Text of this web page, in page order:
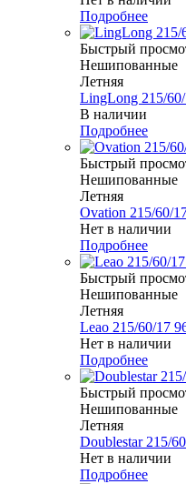
Подробнее
Быстрый
Нешипованные
Летняя
LingLong 215/
В наличии
Подробнее
Быстрый
Нешипованные
Летняя
Ovation 215/60/
Нет в наличии
Подробнее
Быстрый
Нешипованные
Летняя
Leao 215/60/17
Нет в наличии
Подробнее
Быстрый
Нешипованные
Летняя
Doublestar 215/
Нет в наличии
Подробнее